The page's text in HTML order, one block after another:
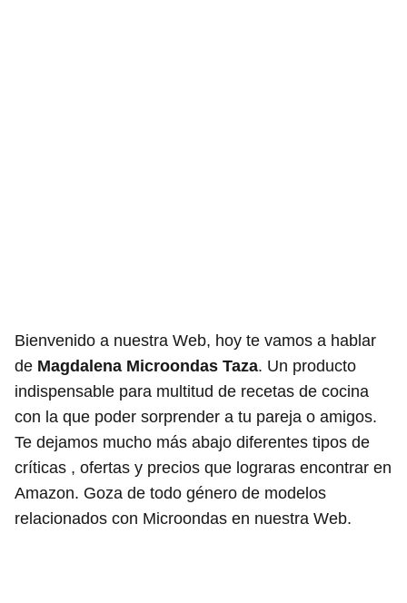
Bienvenido a nuestra Web, hoy te vamos a hablar
de Magdalena Microondas Taza. Un producto
indispensable para multitud de recetas de cocina
con la que poder sorprender a tu pareja o amigos.
Te dejamos mucho más abajo diferentes tipos de
críticas , ofertas y precios que lograras encontrar en
Amazon. Goza de todo género de modelos
relacionados con Microondas en nuestra Web.